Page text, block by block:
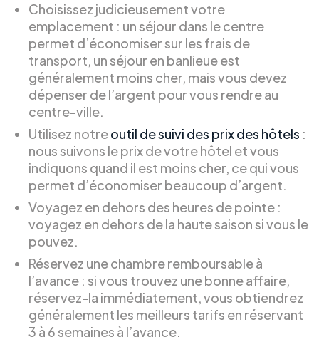
Choisissez judicieusement votre
emplacement : un séjour dans le centre
permet d’économiser sur les frais de
transport, un séjour en banlieue est
généralement moins cher, mais vous devez
dépenser de l’argent pour vous rendre au
centre-ville.
Utilisez notreoutil de suivi des prix des hôtels :
nous suivons le prix de votre hôtel et vous
indiquons quand il est moins cher, ce qui vous
permet d’économiser beaucoup d’argent.
Voyagez en dehors des heures de pointe :
voyagez en dehors de la haute saison si vous le
pouvez.
Réservez une chambre remboursable à
l’avance : si vous trouvez une bonne affaire,
réservez-la immédiatement, vous obtiendrez
généralement les meilleurs tarifs en réservant
3 à 6 semaines à l’avance.